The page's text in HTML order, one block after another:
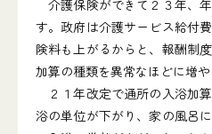
介護保険ができて２３年、
す。政府は介護サービス給付
険料も上がるからと、報酬制
加算の種類を異常なほどに増
２１年改定で通所の入浴加
浴の単位が下がり、家の風呂